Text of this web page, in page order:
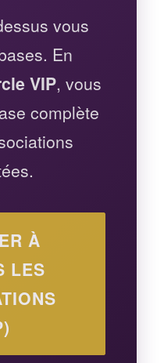
vous
En
VIP, vous
complète
À
LES